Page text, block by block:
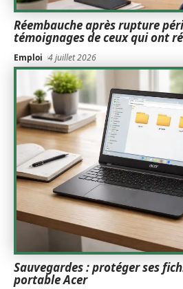
Réembauche après rupture
témoignages de ceux qui ont
Emploi 4 juillet 2026
Sauvegardes : protéger ses
portable Acer